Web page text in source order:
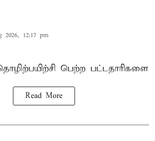
2026, 12:17 pm
பெற்ற பட்டதாரிகளை
Read More